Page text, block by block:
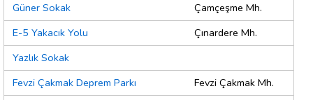
Güner Sokak
Çamçeşme Mh.
E-5 Yakacık Yolu
Çınardere Mh.
Yazlık Sokak
Fevzi Çakmak Deprem Parkı
Fevzi Çakmak Mh.